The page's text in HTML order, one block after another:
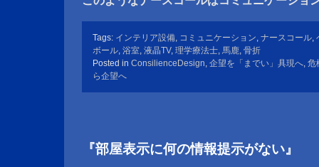
Tags: インテリア設備, コミュニケーション, ナースコール,
ボール, 浴室, 液晶TV, 理学療法士, 馬鹿, 骨折
Posted in ConsilienceDesign, 企望を「までい」具現へ, 危
ら企望へ
『部屋表示に何の情報提示がない』